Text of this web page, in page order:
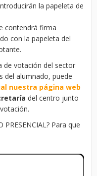
la papeleta de
contendrá firma
con la papeleta del
votación del sector
del alumnado, puede
nuestra página web
del centro junto
Para que